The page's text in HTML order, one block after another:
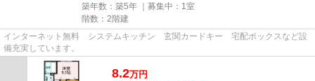
築年数：築5年 ｜募集中： 1室
階数：2階建
インターネット無料 システムキッチン 玄関カードキー 宅配ボックスなど設
備充実しています。
8.2万円